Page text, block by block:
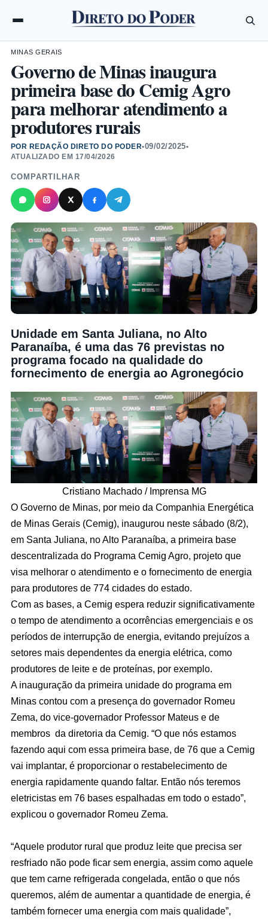
MINAS GERAIS
Governo de Minas inaugura
primeira base do Cemig Agro
para melhorar atendimento a
produtores rurais
POR REDAÇÃO DIRETO DO PODER•09/02/2025•
ATUALIZADO EM 17/04/2026
COMPARTILHAR
Unidade em Santa Juliana, no Alto
Paranaíba, é uma das 76 previstas no
programa focado na qualidade do
fornecimento de energia ao Agronegócio
Cristiano Machado / Imprensa MG
O Governo de Minas, por meio da Companhia Energética
de Minas Gerais (Cemig), inaugurou neste sábado (8/2),
em Santa Juliana, no Alto Paranaíba, a primeira base
descentralizada do Programa Cemig Agro, projeto que
visa melhorar o atendimento e o fornecimento de energia
para produtores de 774 cidades do estado.
Com as bases, a Cemig espera reduzir significativamente
o tempo de atendimento a ocorrências emergenciais e os
períodos de interrupção de energia, evitando prejuízos a
setores mais dependentes da energia elétrica, como
produtores de leite e de proteínas, por exemplo.
A inauguração da primeira unidade do programa em
Minas contou com a presença do governador Romeu
Zema, do vice-governador Professor Mateus e de
membros da diretoria da Cemig. “O que nós estamos
fazendo aqui com essa primeira base, de 76 que a Cemig
vai implantar, é proporcionar o restabelecimento de
energia rapidamente quando faltar. Então nós teremos
eletricistas em 76 bases espalhadas em todo o estado”,
explicou o governador Romeu Zema.
“Aquele produtor rural que produz leite que precisa ser
resfriado não pode ficar sem energia, assim como aquele
que tem carne refrigerada congelada, então o que nós
queremos, além de aumentar a quantidade de energia, é
também fornecer uma energia com mais qualidade”,